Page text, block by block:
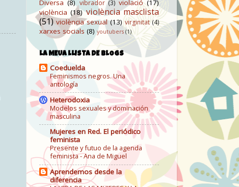
Diversa (8) vibrador (3) violació (17)
violència (18) violència masclista
(51) violència sexual (13) virginitat (4)
xarxes socials (8) youtubers (1)
LA MEUA LLISTA DE BLOGS
Coeduelda
Feminismos negros. Una
antología
Heterodoxia
Modelos sexuales y dominación
masculina
Mujeres en Red. El periódico
feminista
Presente y futuo de la agenda
feminista - Ana de Miguel
Aprendemos desde la
diferencia